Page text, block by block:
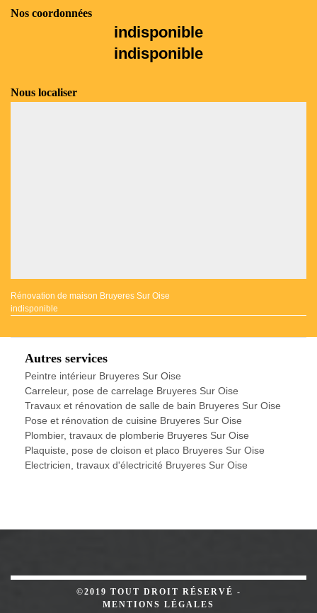
Nos coordonnées
indisponible
indisponible
Nous localiser
Rénovation de maison Bruyeres Sur Oise
indisponible
Autres services
Peintre intérieur Bruyeres Sur Oise
Carreleur, pose de carrelage Bruyeres Sur Oise
Travaux et rénovation de salle de bain Bruyeres Sur Oise
Pose et rénovation de cuisine Bruyeres Sur Oise
Plombier, travaux de plomberie Bruyeres Sur Oise
Plaquiste, pose de cloison et placo Bruyeres Sur Oise
Electricien, travaux d'électricité Bruyeres Sur Oise
©2019 TOUT DROIT RÉSERVÉ -
MENTIONS LÉGALES